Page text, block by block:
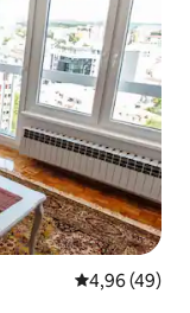
4,96 (49)